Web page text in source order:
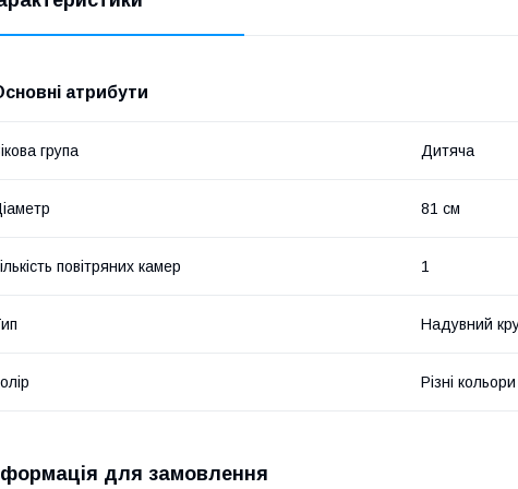
атрибути
група Дитяча
81 см
повітряних камер 1
Надувний
Різні кольори
для замовлення